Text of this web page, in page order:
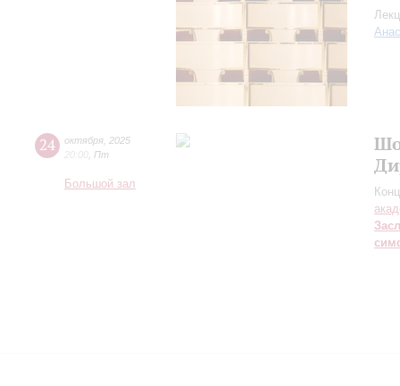
24 октября 2025
20:00 Пт
Большой зал